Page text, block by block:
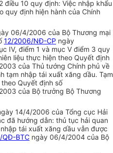
điều 10 quy định: Việc nhập khẩu
quy định hiện hành của Chính
06/4/2006 của Bộ Thương mại
12/2006/NĐ-CP ngày
IV, điểm 1 và mục V điểm 3 quy
liệu thực hiện theo Quyết định
của Thủ tướng Chính phủ về
tạm nhập tái xuất xăng dầu. Tạm
Quyết định số
của Bộ trưởng Bộ Thương
14/4/2006 của Tổng cục Hải
đã hướng dẫn: thủ tục hải quan
tái xuất xăng dầu vẫn được
BTC ngày 06/4/2004 của Bộ